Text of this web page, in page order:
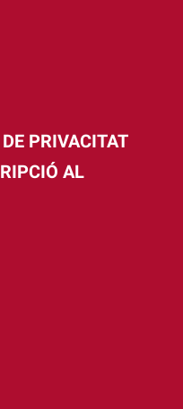
PRIVACITAT
AL